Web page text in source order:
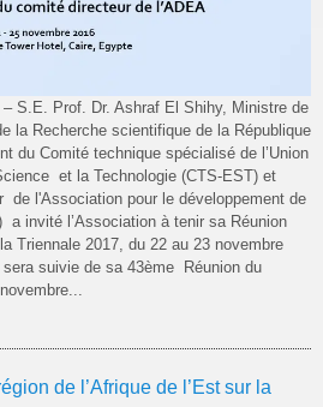
– S.E. Prof. Dr. Ashraf El Shihy, Ministre de
la Recherche scientifique de la République
du Comité technique spécialisé de l’Union
et la Technologie (CTS-EST) et
de l'Association pour le développement de
a invité l’Association à tenir sa Réunion
Triennale 2017, du 22 au 23 novembre
suivie de sa 43ème Réunion du
de l’Afrique de l’Est sur la